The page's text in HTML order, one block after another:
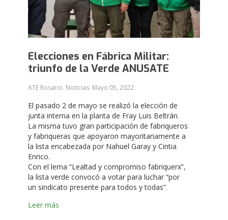
Elecciones en Fábrica Militar:
triunfo de la Verde ANUSATE
ATE Rosario. Noticias. Mayo 05, 2022.
El pasado 2 de mayo se realizó la elección de
junta interna en la planta de Fray Luis Beltrán.
La misma tuvo gran participación de fabriqueros
y fabriqueras que apoyaron mayoritariamente a
la lista encabezada por Nahuel Garay y Cintia
Enrico.
Con el lema “Lealtad y compromiso fabriquerx”,
la lista verde convocó a votar para luchar “por
un sindicato presente para todos y todas”.
Leer más